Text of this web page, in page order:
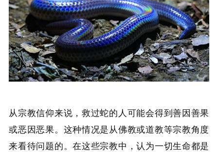
从宗教信仰来说，救过蛇的人可能会得到善因善果
或恶因恶果。这种情况是从佛教或道教等宗教角度
来看待问题的。在这些宗教中，认为一切生命都是